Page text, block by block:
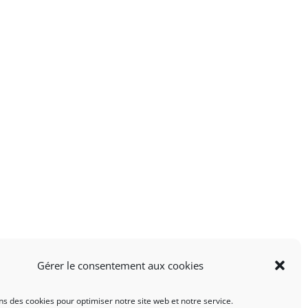
Gérer le consentement aux cookies
des cookies pour optimiser notre site web et notre service.